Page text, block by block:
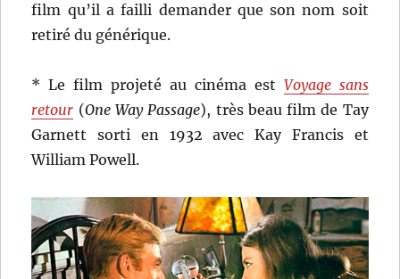
film qu’il a failli demander que son nom soit
retiré du générique.
* Le film projeté au cinéma est Voyage sans
retour (One Way Passage), très beau film de Tay
Garnett sorti en 1932 avec Kay Francis et
William Powell.